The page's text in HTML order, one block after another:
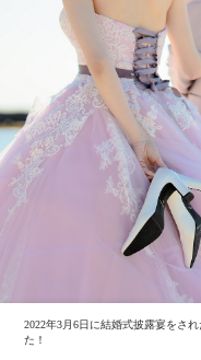
2022年3月6日に結婚式披露宴をさ
た！